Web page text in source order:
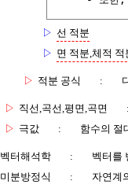
▷ 선 적분
▷ 면 적분,체적 적
▷ 적분 공식 :
▷ 직선,곡선,평면,곡면
▷ 극값 : 함수의 절
벡터해석학 :
벡터를
미분방정식 : 자연계